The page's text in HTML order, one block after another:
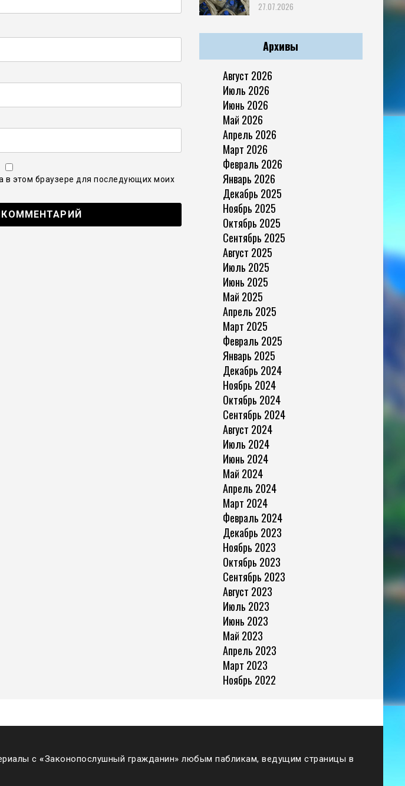
в этом браузере для последующих моих
27.07.2026
Архивы
Август 2026
Июль 2026
Июнь 2026
Май 2026
Апрель 2026
Март 2026
Февраль 2026
Январь 2026
Декабрь 2025
Ноябрь 2025
Октябрь 2025
Сентябрь 2025
Август 2025
Июль 2025
Июнь 2025
Май 2025
Апрель 2025
Март 2025
Февраль 2025
Январь 2025
Декабрь 2024
Ноябрь 2024
Октябрь 2024
Сентябрь 2024
Август 2024
Июль 2024
Июнь 2024
Май 2024
Апрель 2024
Март 2024
Февраль 2024
Декабрь 2023
Ноябрь 2023
Октябрь 2023
Сентябрь 2023
Август 2023
Июль 2023
Июнь 2023
Май 2023
Апрель 2023
Март 2023
Ноябрь 2022
с «Законопослушный гражданин» любым пабликам, ведущим страницы в